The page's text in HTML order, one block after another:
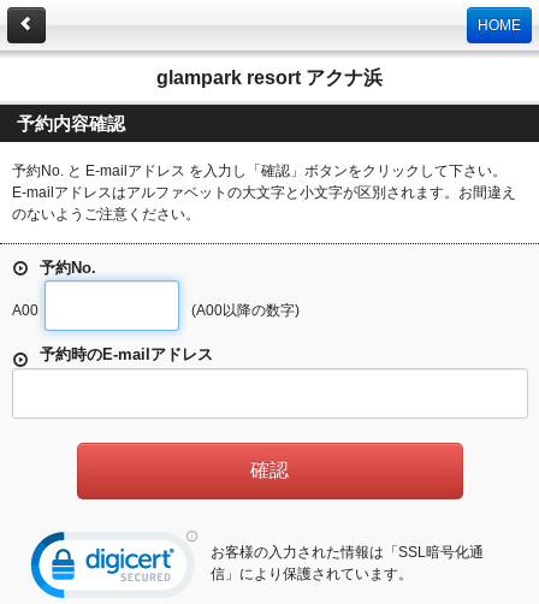
HOME
glampark resort アクナ浜
予約内容確認
予約No. と E-mailアドレス を入力し「確認」ボタンをクリックして下さい。
E-mailアドレスはアルファベットの大文字と小文字が区別されます。お間違え
のないようご注意ください。
予約No.
A00 (A00以降の数字)
予約時のE-mailアドレス
お客様の入力された情報は「SSL暗号化通
信」により保護されています。